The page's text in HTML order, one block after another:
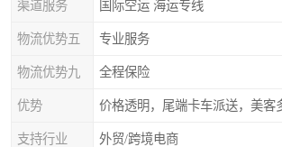
渠道服务 国际空运 海运专线
物流优势五 专业服务
物流优势九 全程保险
优势 价格透明，尾端卡车派送，美客
支持行业 外贸/跨境电商